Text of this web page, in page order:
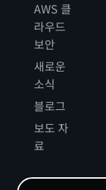
AWS 클
라우드
보안
새로운
소식
블로그
보도 자
료